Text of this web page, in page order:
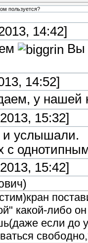
пользуется?
14:42]
Вы
14:52]
у нашей
15:32]
и услышали.
с
15:42]
)
какой-либо
если